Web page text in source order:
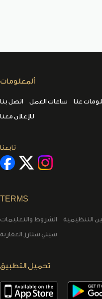
ألمعلومات
اتصل بنا ساعات العمل عنا
للإعلان معنا
تابعنا
TERMS
الشروط والتعليمات التنظيمية
سيتي ستارز العقارية
تحميل التطبيق